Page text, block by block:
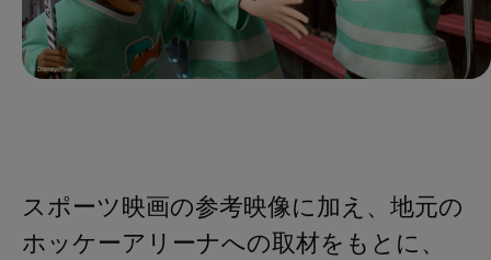
スポーツ映画の参考映像に加え、地元の
ホッケーアリーナへの取材をもとに、